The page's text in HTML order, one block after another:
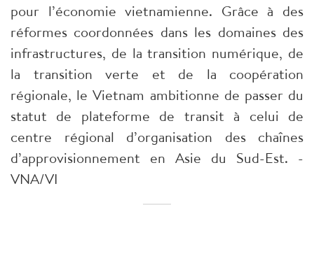
pour l’économie vietnamienne. Grâce à des
réformes coordonnées dans les domaines des
infrastructures, de la transition numérique, de
la transition verte et de la coopération
régionale, le Vietnam ambitionne de passer du
statut de plateforme de transit à celui de
centre régional d’organisation des chaînes
d’approvisionnement en Asie du Sud-Est. -
VNA/VI